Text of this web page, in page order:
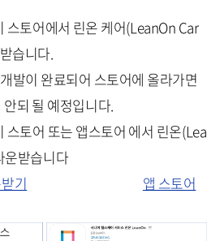
스토어에서 린온 케어(LeanOn Car
습니다.
발이 완료되어 스토어에 올라가면
되 될 예정입니다.
스토어 또는 앱스토어 에서 린온(Lea
운받습니다
기
앱 스토어